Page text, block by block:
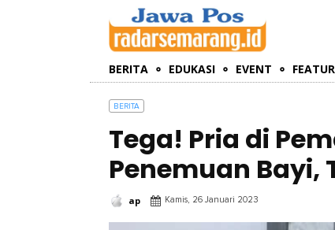
BERITA EDUKASI EVENT
BERITA
Tega! Pria di
Penemuan Bayi,
ap Kamis, 26 Januari 2023